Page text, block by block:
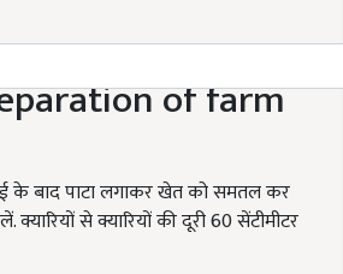
of farm
के बाद पाटा लगाकर खेत को समतल कर
से क्यारियों की दूरी 60 सेंटीमीटर